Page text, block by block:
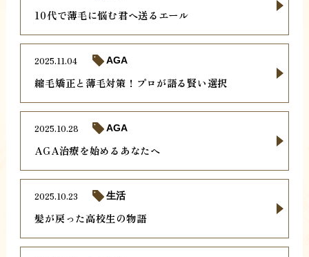
10代で薄毛に悩む君へ送るエール
縮毛矯正と薄毛対策！プロが語る賢い選択
2025.11.04 AGA
AGA治療を始めるあなたへ
2025.10.28 AGA
髪が戻った高校生の物語
2025.10.23 生活